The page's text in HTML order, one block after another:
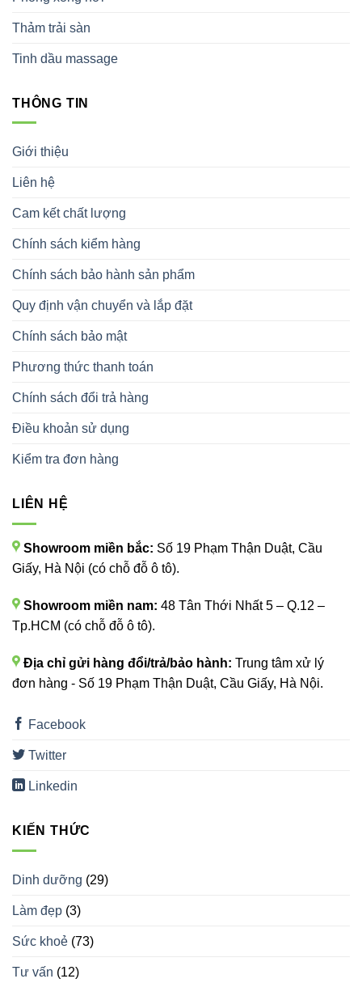
Thảm trải sàn
Tinh dầu massage
THÔNG TIN
Giới thiệu
Liên hệ
Cam kết chất lượng
Chính sách kiểm hàng
Chính sách bảo hành sản phẩm
Quy định vận chuyển và lắp đặt
Chính sách bảo mật
Phương thức thanh toán
Chính sách đổi trả hàng
Điều khoản sử dụng
Kiểm tra đơn hàng
LIÊN HỆ
Showroom miền bắc: Số 19 Phạm Thận Duật, Cầu
Giấy, Hà Nội (có chỗ đỗ ô tô).
Showroom miền nam: 48 Tân Thới Nhất 5 – Q.12 –
Tp.HCM (có chỗ đỗ ô tô).
Địa chỉ gửi hàng đổi/trả/bảo hành: Trung tâm xử lý
đơn hàng - Số 19 Phạm Thận Duật, Cầu Giấy, Hà Nội.
Facebook
Twitter
Linkedin
KIẾN THỨC
Dinh dưỡng (29)
Làm đẹp (3)
Sức khoẻ (73)
Tư vấn (12)